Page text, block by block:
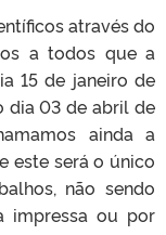
através do
a todos que a
15 de janeiro de
dia 03 de abril de
ainda a
este será o único
não sendo
impressa ou por